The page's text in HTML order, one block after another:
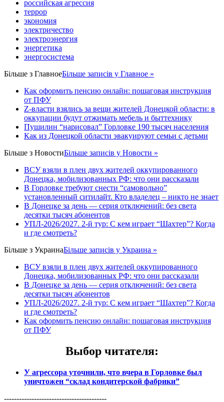
российская агрессия
террор
экономия
электричество
электроэнергия
энергетика
энергосистема
Більше з ГлавноеБільше записів у Главное »
Как оформить пенсию онлайн: пошаговая инструкция
от ПФУ
Z-власти взялись за вещи жителей Донецкой области: в
оккупации будут отжимать мебель и быттехнику
Пушилин “нарисовал” Горловке 190 тысяч населения
Как из Донецкой области эвакуируют семьи с детьми
Більше з НовостиБільше записів у Новости »
ВСУ взяли в плен двух жителей оккупированного
Донецка, мобилизованных РФ: что они рассказали
В Горловке требуют снести “самовольно”
установленный ситилайт. Кто владелец – никто не знает
В Донецке за день — серия отключений: без света
десятки тысяч абонентов
УПЛ-2026/2027. 2-й тур: С кем играет “Шахтер”? Когда
и где смотреть?
Більше з УкраинаБільше записів у Украина »
ВСУ взяли в плен двух жителей оккупированного
Донецка, мобилизованных РФ: что они рассказали
В Донецке за день — серия отключений: без света
десятки тысяч абонентов
УПЛ-2026/2027. 2-й тур: С кем играет “Шахтер”? Когда
и где смотреть?
Как оформить пенсию онлайн: пошаговая инструкция
от ПФУ
Выбор читателя:
У агрессора уточнили, что вчера в Горловке был
уничтожен “склад кондитерской фабрики”
-----------------------------------------